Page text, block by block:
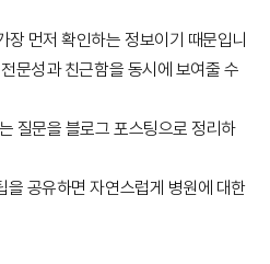
장 먼저 확인하는 정보이기 때문입니
문성과 친근함을 동시에 보여줄 수
질문을 블로그 포스팅으로 정리하
공유하면 자연스럽게 병원에 대한